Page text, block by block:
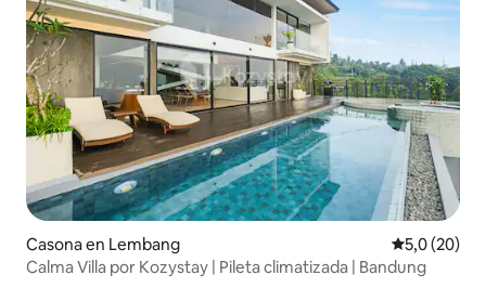
Casona en Lembang Calificación
5,0 (20)
Calma Villa por Kozystay | Pileta climatizada | Bandung